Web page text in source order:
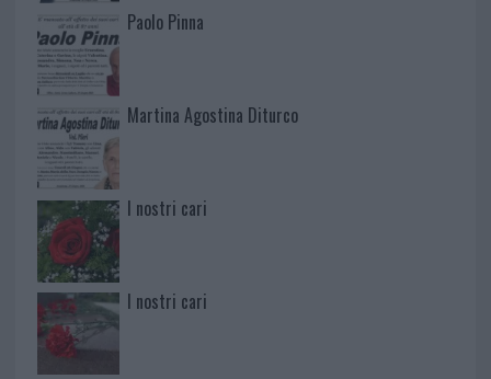
Paolo Pinna
Martina Agostina Diturco
I nostri cari
I nostri cari